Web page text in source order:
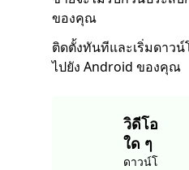
ของคุณ
ติดตั้งทันทีและเริ่มดาว
ไปยัง Android ของคุณ
วิดีโอ
ใด ๆ
ดาวน์โ